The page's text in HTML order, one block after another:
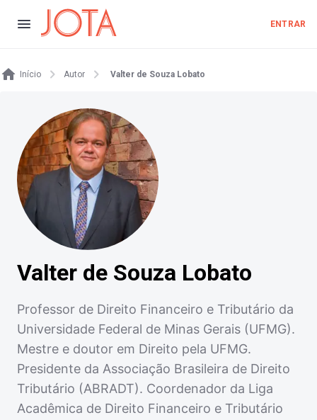
ENTRAR
Início Autor Valter de Souza Lobato
Valter de Souza Lobato
Professor de Direito Financeiro e Tributário da
Universidade Federal de Minas Gerais (UFMG).
Mestre e doutor em Direito pela UFMG.
Presidente da Associação Brasileira de Direito
Tributário (ABRADT). Coordenador da Liga
Acadêmica de Direito Financeiro e Tributário